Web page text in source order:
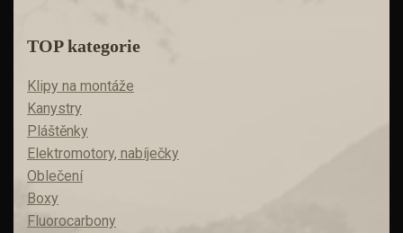
TOP kategorie
Klipy na montáže
Kanystry
Pláštěnky
Elektromotory, nabíječky
Oblečení
Boxy
Fluorocarbony